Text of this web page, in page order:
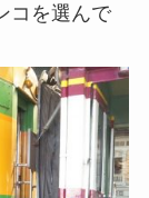
コを選んで